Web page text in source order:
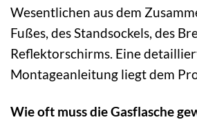
Wesentlichen aus dem
Fußes, des Standsockels, des
Reflektorschirms. Eine
Montageanleitung liegt dem
Wie oft muss die Gasflasche